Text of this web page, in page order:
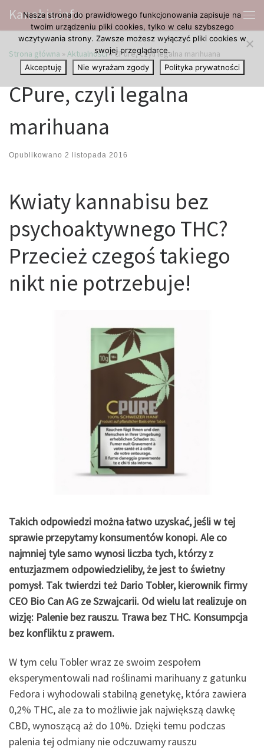
Przejdź do treści
Kanabis.info
Strona główna » Aktualności»CPure, czyli legalna marihuana
CPure, czyli legalna
marihuana
Opublikowano 2 listopada 2016
Kwiaty kannabisu bez
psychoaktywnego THC?
Przecież czegoś takiego
nikt nie potrzebuje!
Takich odpowiedzi można łatwo uzyskać, jeśli w tej
sprawie przepytamy konsumentów konopi. Ale co
najmniej tyle samo wynosi liczba tych, którzy z
entuzjazmem odpowiedzieliby, że jest to świetny
pomysł. Tak twierdzi też Dario Tobler, kierownik firmy
CEO Bio Can AG ze Szwajcarii. Od wielu lat realizuje on
wizję: Palenie bez rauszu. Trawa bez THC. Konsumpcja
bez konfliktu z prawem.
W tym celu Tobler wraz ze swoim zespołem
eksperymentowali nad roślinami marihuany z gatunku
Fedora i wyhodowali stabilną genetykę, która zawiera
0,2% THC, ale za to możliwie jak największą dawkę
CBD, wynoszącą aż do 10%. Dzięki temu podczas
palenia tej odmiany nie odczuwamy rauszu
Nasza strona do prawidłowego funkcjonowania zapisuje na
twoim urządzeniu pliki cookies, tylko w celu szybszego
wczytywania strony. Zawsze możesz wyłączyć pliki cookies w
swojej przeglądarce.
Akceptuję
Nie wyrażam zgody Polityka prywatności